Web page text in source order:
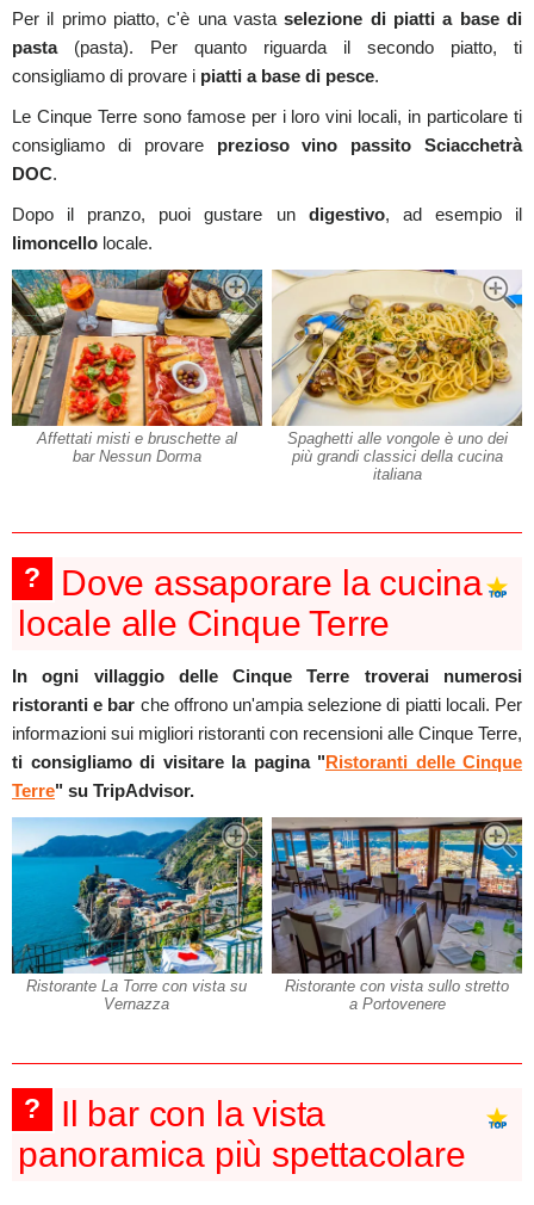
Per il primo piatto, c'è una vastaselezione di piatti a base di
pasta(pasta). Per quanto riguarda il secondo piatto, ti
consigliamo di provare i piatti a base di pesce.
Le Cinque Terre sono famose per i loro vini locali, in particolare ti
consigliamo di provare prezioso vino passito Sciacchetrà
DOC.
Dopo il pranzo, puoi gustare un digestivo, ad esempio il
limoncello locale.
Affettati misti e bruschette al
bar Nessun Dorma
Spaghetti alle vongole è uno dei
più grandi classici della cucina
italiana
?
Dove assaporare la cucina
locale alle Cinque Terre
In ogni villaggio delle Cinque Terre troverai numerosi
ristoranti e bar che offrono un'ampia selezione di piatti locali. Per
informazioni sui migliori ristoranti con recensioni alle Cinque Terre,
ti consigliamo di visitare la pagina "Ristoranti delle Cinque
Terre" su TripAdvisor.
Ristorante La Torre con vista su
Vernazza
Ristorante con vista sullo stretto
a Portovenere
?
Il bar con la vista
panoramica più spettacolare